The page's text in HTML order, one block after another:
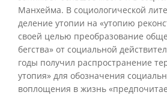
Манхейма. В социологической
деление утопии на «утопию
своей целью преобразование
бегства» от социальной
годы получил распространение
утопия» для обозначения
воплощения в жизнь